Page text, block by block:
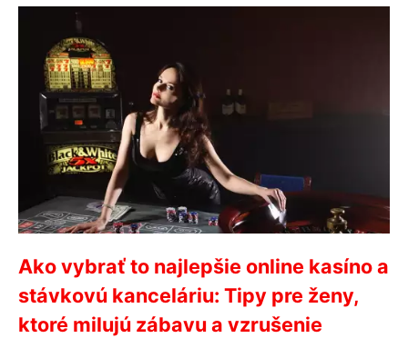
Ako vybrať to najlepšie online kasíno a
stávkovú kanceláriu: Tipy pre ženy,
ktoré milujú zábavu a vzrušenie